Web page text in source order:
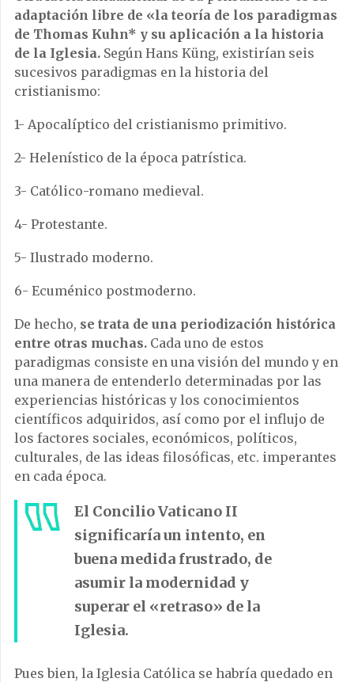
adaptación libre de «la teoría de los paradigmas
de Thomas Kuhn* y su aplicación a la historia
de la Iglesia. Según Hans Küng, existirían seis
sucesivos paradigmas en la historia del
cristianismo:
1- Apocalíptico del cristianismo primitivo.
2- Helenístico de la época patrística.
3- Católico-romano medieval.
4- Protestante.
5- Ilustrado moderno.
6- Ecuménico postmoderno.
De hecho, se trata de una periodización histórica
entre otras muchas. Cada uno de estos
paradigmas consiste en una visión del mundo y en
una manera de entenderlo determinadas por las
experiencias históricas y los conocimientos
científicos adquiridos, así como por el influjo de
los factores sociales, económicos, políticos,
culturales, de las ideas filosóficas, etc. imperantes
en cada época.
El Concilio Vaticano II
significaría un intento, en
buena medida frustrado, de
asumir la modernidad y
superar el «retraso» de la
Iglesia.
Pues bien, la Iglesia Católica se habría quedado en